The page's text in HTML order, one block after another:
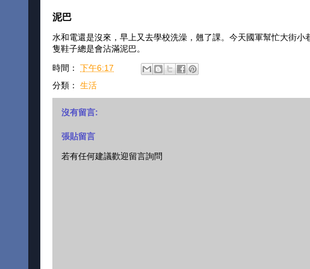
泥巴
水和電還是沒來，早上又去學校洗澡，翹了課。今天國軍幫忙大街
隻鞋子總是會沾滿泥巴。
時間： 下午6:17
分類： 生活
沒有留言:
張貼留言
若有任何建議歡迎留言詢問